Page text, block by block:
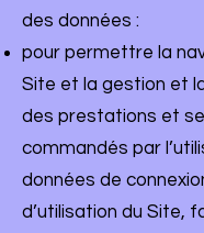
des données :
pour permettre la
Site et la gestion et
des prestations et
commandés par
données de
d’utilisation du Site,